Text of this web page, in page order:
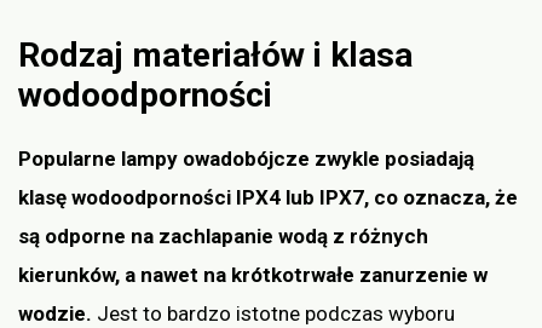
Rodzaj materiałów i klasa
wodoodporności
Popularne lampy owadobójcze zwykle posiadają
klasę wodoodporności IPX4 lub IPX7, co oznacza, że
są odporne na zachlapanie wodą z różnych
kierunków, a nawet na krótkotrwałe zanurzenie w
wodzie. Jest to bardzo istotne podczas wyboru